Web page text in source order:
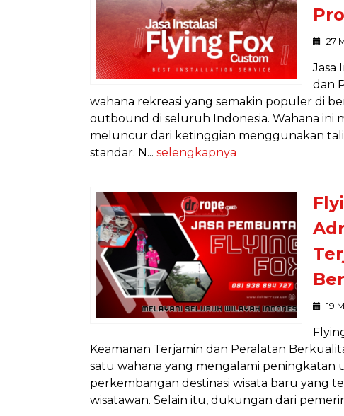
27
Jasa
dan
wahana rekreasi yang semakin populer di
outbound di seluruh Indonesia. Wahana ini
meluncur dari ketinggian menggunakan
standar. N... selengkapnya
19
Keamanan Terjamin dan Peralatan
satu wahana yang mengalami peningkatan
perkembangan destinasi wisata baru yang
wisatawan. Selain itu, dukungan dari